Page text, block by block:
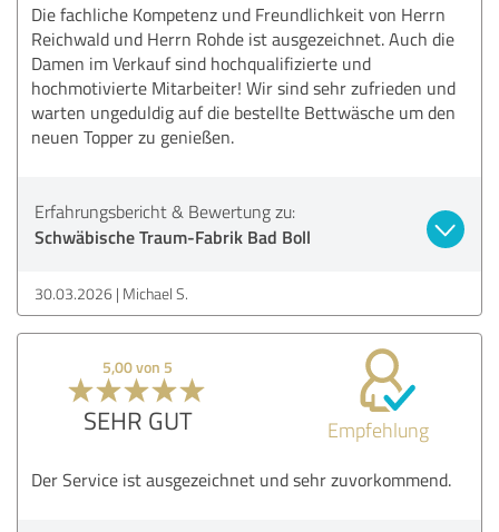
Die fachliche Kompetenz und Freundlichkeit von Herrn
Reichwald und Herrn Rohde ist ausgezeichnet. Auch die
Damen im Verkauf sind hochqualifizierte und
hochmotivierte Mitarbeiter! Wir sind sehr zufrieden und
warten ungeduldig auf die bestellte Bettwäsche um den
neuen Topper zu genießen.
Erfahrungsbericht & Bewertung zu:
Schwäbische Traum-Fabrik Bad Boll
30.03.2026 Michael S.
5,00 von 5
SEHR GUT Empfehlung
Der Service ist ausgezeichnet und sehr zuvorkommend.